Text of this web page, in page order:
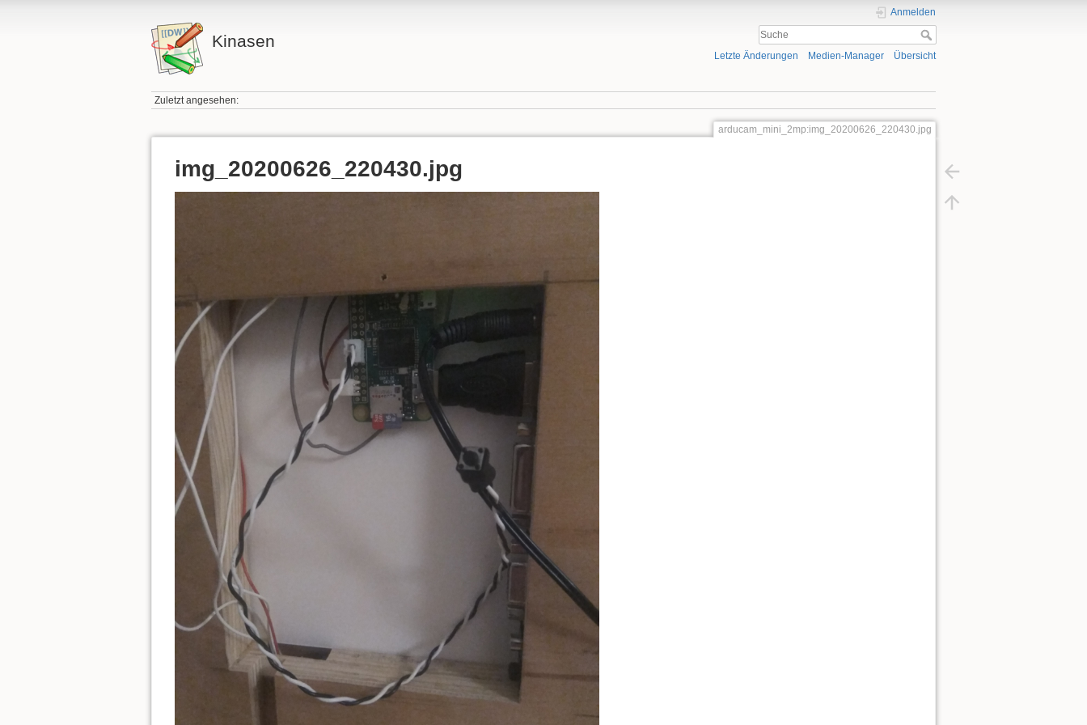
Kinasen
Anmelden
Letzte Änderungen Medien-Manager Übersicht
Zuletzt angesehen:
arducam_mini_2mp:img_20200626_220430.jpg
img_20200626_220430.jpg